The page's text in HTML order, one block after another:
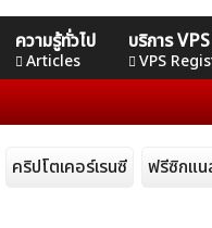
ความรู้ทั่วไป
Articles
บริการ
VPS
คอร์ส
Professional
คริปโตเคอร์เรนซี ฟรีซิกแน